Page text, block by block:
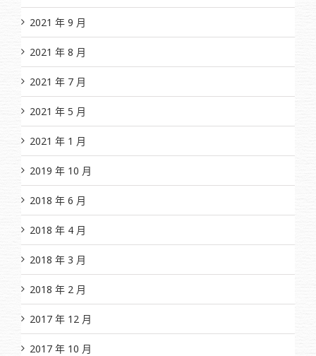
2021 年 9 月
2021 年 8 月
2021 年 7 月
2021 年 5 月
2021 年 1 月
2019 年 10 月
2018 年 6 月
2018 年 4 月
2018 年 3 月
2018 年 2 月
2017 年 12 月
2017 年 10 月